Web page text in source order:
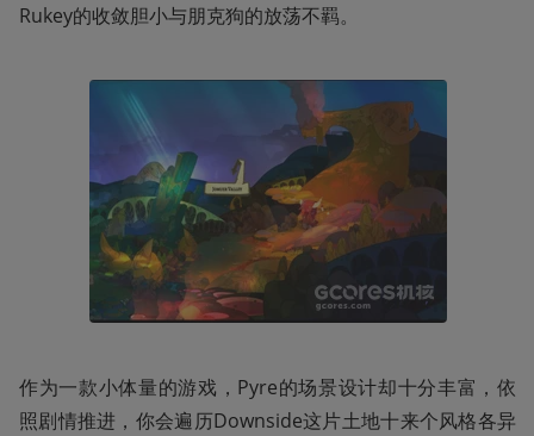
Rukey的收敛胆小与朋克狗的放荡不羁。
作为一款小体量的游戏，Pyre的场景设计却十分丰富，依
照剧情推进，你会遍历Downside这片土地十来个风格各异